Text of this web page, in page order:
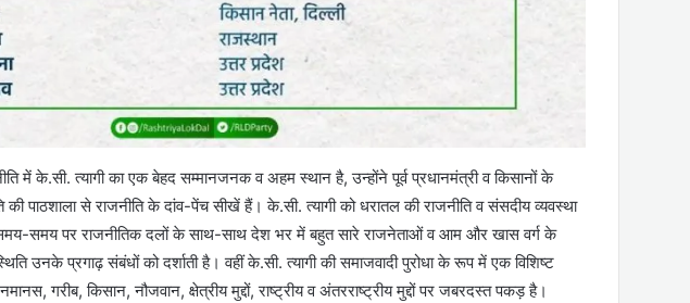
में के.सी. त्यागी का एक बेहद सम्मानजनक व अहम स्थान है, उन्होंने पूर्व प्रधानमंत्री व किसानों के
की पाठशाला से राजनीति के दांव-पेंच सीखें हैं। के.सी. त्यागी को धरातल की राजनीति व संसदीय व्यवस्था
समय पर राजनीतिक दलों के साथ-साथ देश भर में बहुत सारे राजनेताओं व आम और खास वर्ग के
उनके प्रगाढ़ संबंधों को दर्शाती है। वहीं के.सी. त्यागी की समाजवादी पुरोधा के रूप में एक विशिष्ट
गरीब, किसान, नौजवान, क्षेत्रीय मुद्दों, राष्ट्रीय व अंतरराष्ट्रीय मुद्दों पर जबरदस्त पकड़ है।